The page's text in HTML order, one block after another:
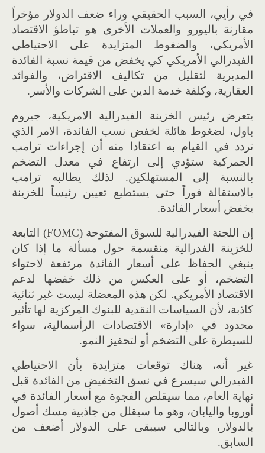
في رأيي، السبب الحقيقي وراء ضعف الدولار مؤخراً
مقارنة باليورو والعملات الأخرى هو تباطؤ الاقتصاد
الأمريكي، والضغوط المتزايدة على الاحتياطي
الفيدرالي الأمريكي كي يخفض من قيمة نسبة الفائدة
المديرية لتقليل من تكاليف الاقتراض، والفوائد
العقارية، وكلفة خدمة الدين على الشركات والأسر.
يتعرض رئيس الخزينة الفيدرالية الامريكية، جيروم
باول، لضغوط هائلة لخفض نسب الفائدة، الامر الذي
تردد في القيام به اعتقادا منه أن إجراءات ترامب
الجمركية ستؤدي إلى ارتفاع في معدل التضخم
بالنسبة إلى المستهلكين. لذلك يطالبه ترامب
بالاستقالة فوراً حتى يستطيع تعيين رئيساً للخزينة
يخفض أسعار الفائدة.
إن اللجنة الفيدرالية للسوق المفتوحة (FOMC) التابعة
للخزينة الفدرالية منقسمة حول مسألة ما إذا كان
ينبغي الحفاظ على أسعار الفائدة مرتفعة لاحتواء
التضخم، أو على العكس من ذلك خفضها لدعم
الاقتصاد الأمريكي. لكن هذه المعضلة ليست غير ثنائية
كاذبة، لأن السياسات النقدية للبنوك المركزية لها تأثير
محدود في «إدارة» الاقتصادات الرأسمالية، سواء
للسيطرة على التضخم أو لتحفيز النمو.
غير أنه، هناك توقعات متزايدة بأن الاحتياطي
الفيدرالي سيسرع في نسق التخفيض من الفائدة قبل
نهاية العام، مما سيقلص الفجوة مع أسعار الفائدة في
أوروبا واليابان، وهو ما سيقلل من جاذبية مسك أصول
بالدولار، وبالتالي سيبقى على الدولار أضعف من
السابق.